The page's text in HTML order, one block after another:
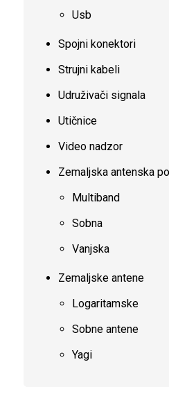
Usb
Spojni konektori
Strujni kabeli
Udruživači signala
Utičnice
Video nadzor
Zemaljska antenska
Multiband
Sobna
Vanjska
Zemaljske antene
Logaritamske
Sobne antene
Yagi